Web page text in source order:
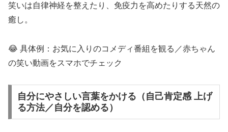
笑いは自律神経を整えたり、免疫力を高めたりする天然の
癒し。
😂 具体例：お気に入りのコメディ番組を観る／赤ちゃん
の笑い動画をスマホでチェック
自分にやさしい言葉をかける（自己肯定感 上げ
る方法／自分を認める）